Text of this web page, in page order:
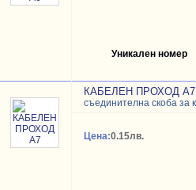
Уникален номер
КАБЕЛЕН ПРОХОД A7
съединителна скоба за
Цена:0.15лв.